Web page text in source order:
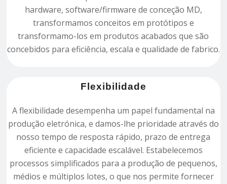
hardware, software/firmware de conceção MD,
transformamos conceitos em protótipos e
transformamo-los em produtos acabados que são
concebidos para eficiência, escala e qualidade de fabrico.
Flexibilidade
A flexibilidade desempenha um papel fundamental na
produção eletrónica, e damos-lhe prioridade através do
nosso tempo de resposta rápido, prazo de entrega
eficiente e capacidade escalável. Estabelecemos
processos simplificados para a produção de pequenos,
médios e múltiplos lotes, o que nos permite fornecer